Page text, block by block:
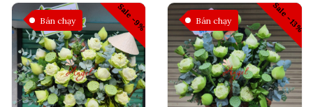
Bán chạy Sale -9% Bán chạy Sale -13%